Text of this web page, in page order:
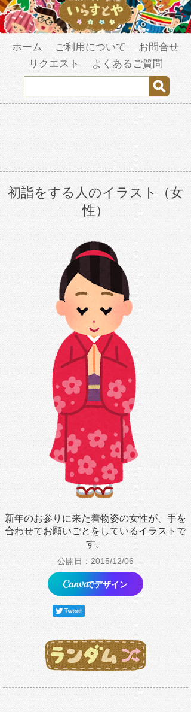
ホーム ご利用について
お問合せ
リクエスト
よくあるご質問
初詣をする人のイラスト（女
性）
新年のお参りに来た着物姿の女性が、手を
合わせてお願いごとをしているイラストで
す。
公開日：2015/12/06
でデザイン